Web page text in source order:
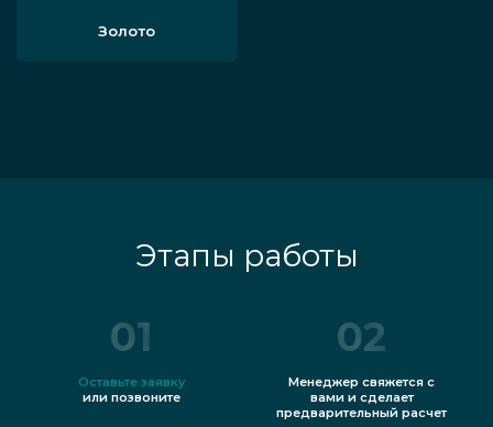
Золото
Этапы работы
01
Оставьте заявку
или позвоните
02
Менеджер свяжется с
вами и сделает
предварительный расчет